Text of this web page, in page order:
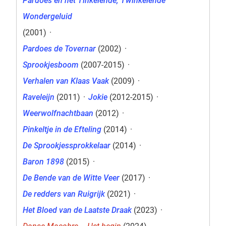
Wondergeluid
(2001) ·
Pardoes de Tovernar (2002) ·
Sprookjesboom (2007-2015) ·
Verhalen van Klaas Vaak(2009) ·
Raveleijn (2011) · Jokie (2012-2015) ·
Weerwolfnachtbaan (2012) ·
Pinkeltje in de Efteling (2014) ·
De Sprookjessprokkelaar (2014) ·
Baron 1898 (2015) ·
De Bende van de Witte Veer (2017) ·
De redders van Ruigrijk(2021) ·
Het Bloed van de Laatste Draak(2023) ·